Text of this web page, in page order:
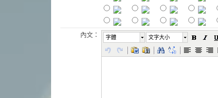
內文： 字體 文字大小